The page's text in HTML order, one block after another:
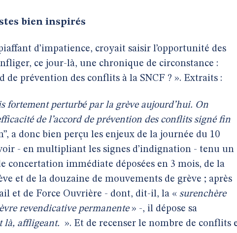
bien inspirés
d’impatience, croyait saisir l’opportunité des
ce jour-là, une chronique de circonstance :
de prévention des conflits à la SNCF ? ». Extraits :
fortement perturbé par la grève aujourd’hui. On
de l’accord de prévention des conflits signé fin
a donc bien perçu les enjeux de la journée du 10
- en multipliant les signes d’indignation - tenu un
concertation immédiate déposées en 3 mois, de la
et de la douzaine de mouvements de grève ; après
et de Force Ouvrière - dont, dit-il, la « surenchère
revendicative permanente» -, il dépose sa
là, affligeant. ». Et de recenser le nombre de conflits